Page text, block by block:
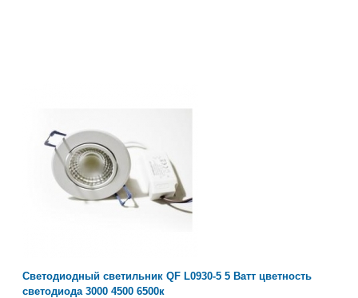
Светодиодный светильник QF L0930-5 5 Ватт цветность
светодиода 3000 4500 6500к